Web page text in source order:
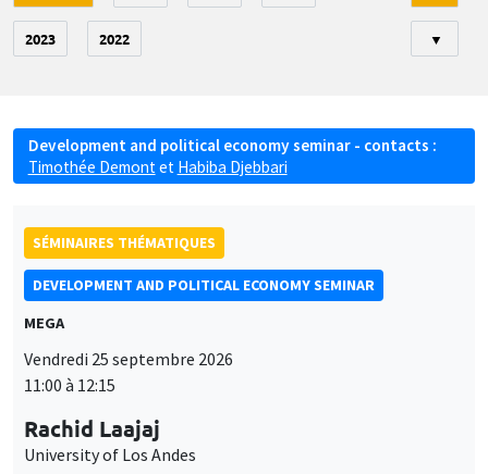
2023 2022 ▼
Development and political economy seminar - contacts :
Timothée Demont et Habiba Djebbari
SÉMINAIRES THÉMATIQUES
DEVELOPMENT AND POLITICAL ECONOMY SEMINAR
MEGA
Vendredi 25 septembre 2026
11:00 à 12:15
Rachid Laajaj
University of Los Andes